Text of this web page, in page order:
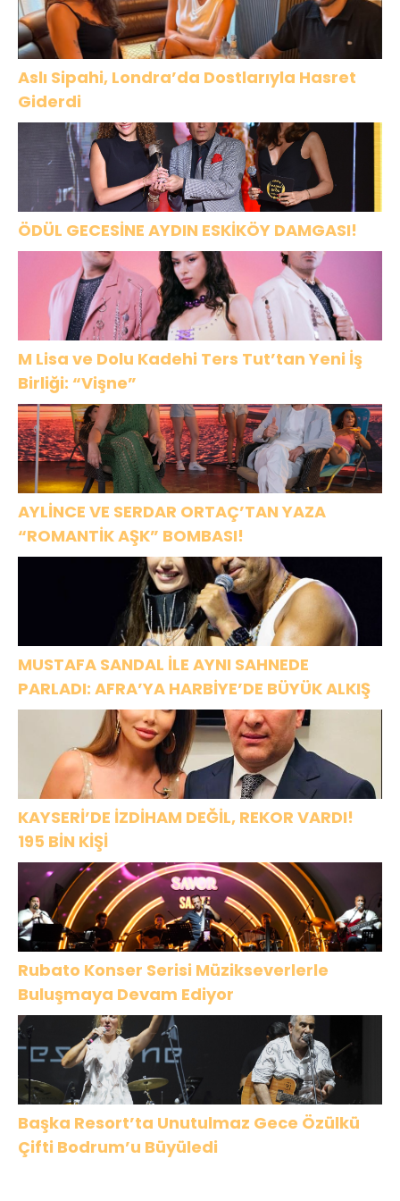
Aslı Sipahi, Londra’da Dostlarıyla Hasret
Giderdi
ÖDÜL GECESİNE AYDIN ESKİKÖY DAMGASI!
M Lisa ve Dolu Kadehi Ters Tut’tan Yeni İş
Birliği: “Vişne”
AYLİNCE VE SERDAR ORTAÇ’TAN YAZA
“ROMANTİK AŞK” BOMBASI!
MUSTAFA SANDAL İLE AYNI SAHNEDE
PARLADI: AFRA’YA HARBİYE’DE BÜYÜK ALKIŞ
KAYSERİ’DE İZDİHAM DEĞİL, REKOR VARDI!
195 BİN KİŞİ
Rubato Konser Serisi Müzikseverlerle
Buluşmaya Devam Ediyor
Başka Resort’ta Unutulmaz Gece Özülkü
Çifti Bodrum’u Büyüledi